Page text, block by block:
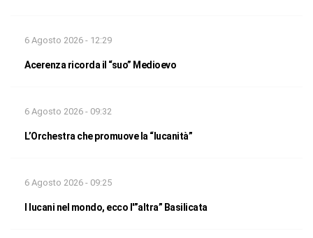
6 Agosto 2026 - 12:29
Acerenza ricorda il “suo” Medioevo
6 Agosto 2026 - 09:32
L’Orchestra che promuove la “lucanità”
6 Agosto 2026 - 09:25
I lucani nel mondo, ecco l'”altra” Basilicata